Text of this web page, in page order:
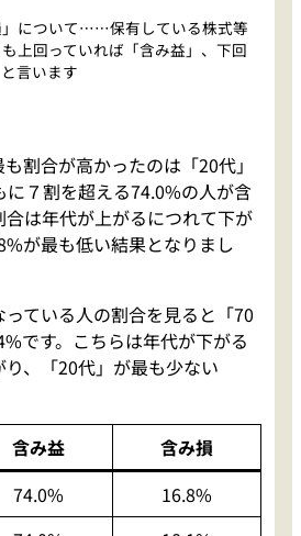
について……保有している株式等
上回っていれば「含み益」、下回
言います
割合が高かったのは「20代」
に７割を超える74.0%の人が含
は年代が上がるにつれて下が
が最も低い結果となりまし
ている人の割合を見ると「70
です。こちらは年代が下がる
、「20代」が最も少ない
含み益
含み損
74.0%
16.8%